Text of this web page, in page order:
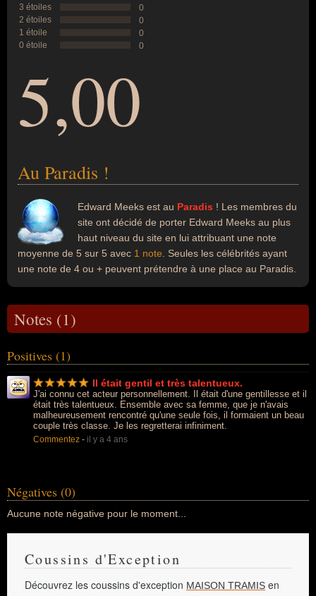
3 étoiles
0
2 étoiles
0
1 étoile
0
0 étoile
0
5,00
Au Paradis !
Edward Meeks est au Paradis ! Les membres du
site ont décidé de porter Edward Meeks au plus
haut niveau du site en lui attribuant une note
moyenne de 5 sur 5 avec 1 note . Seules les célébrités ayant
une note de 4 ou + peuvent prétendre à une place au Paradis.
Notes (1)
Positives (1)
Il était gentil et très talentueux.
J'ai connu cet acteur personnellement. Il était d'une gentillesse et il
était très talentueux. Ensemble avec sa femme, que je n'avais
malheureusement rencontré qu'une seule fois, il formaient un beau
couple très classe. Je les regretterai infiniment.
Commentez - il y a 4 ans
Négatives (0)
Aucune note négative pour le moment...
Coussins d'Exception
Découvrez les coussins d'exception MAISON TRAMIS en